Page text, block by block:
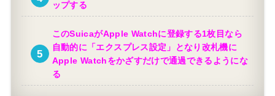
ップする
このSuicaがApple Watchに登録する1枚目なら
自動的に「エクスプレス設定」となり改札機に
Apple Watchをかざすだけで通過できるようにな
る